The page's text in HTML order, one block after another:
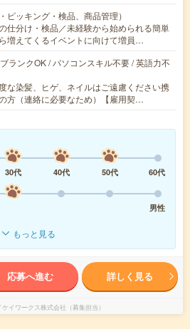
ピッキング・検品、商品管理）
仕分け・検品／未経験から始められる簡単
増えてくるイベントに向けて増員…
ランクOK / パソコンスキル不要 / 英語力不
な染髪、ヒゲ、ネイルはご遠慮ください携
方（連絡に必要なため）【雇用契…
30代 40代 50代
60代
男性
もっと見る
応募へ進む 詳しく見る
ケイワークス株式会社（募集担当）